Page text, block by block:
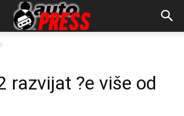
razvijat ?e više od